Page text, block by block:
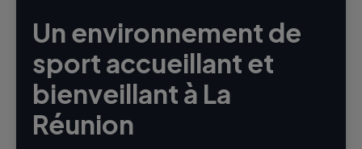
Un environnement de
sport accueillant et
bienveillant à La
Réunion